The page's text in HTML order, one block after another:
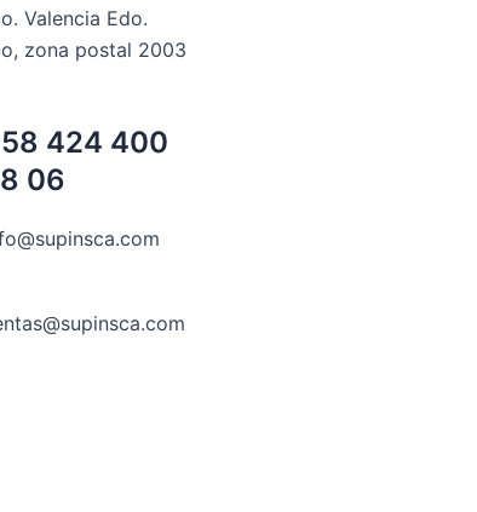
Valencia Edo.
zona postal 2003
424 400
06